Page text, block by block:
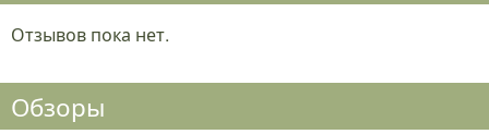
Отзывов пока нет.
Обзоры